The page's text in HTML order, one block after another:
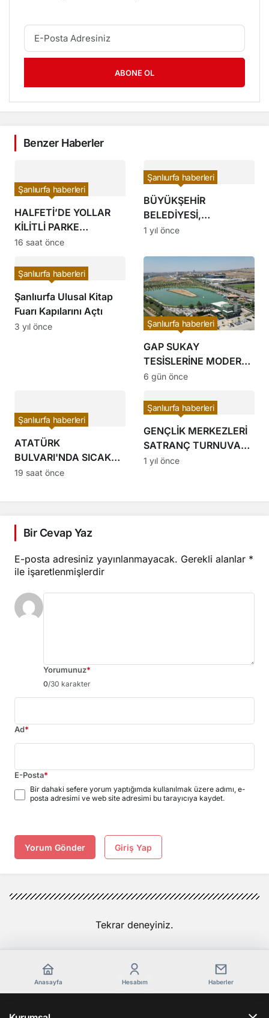
ABONE OL
Benzer Haberler
HALFETİ’DE YOLLAR
KİLİTLİ PARKE
TAŞLARIYLA
Şanlıurfa haberleri
16 saat önce
BÜYÜKŞEHİR
BELEDİYESİ,
ABDURRAHMAN
ŞANLIURFALILARLA
BULUŞTURDU
Şanlıurfa haberleri
1 yıl önce
Şanlıurfa Ulusal Kitap
Fuarı Kapılarını Açtı
Şanlıurfa haberleri
3 yıl önce
GAP SUKAY
TESİSLERİNE MODERN
KÜTÜPHANE
Şanlıurfa haberleri
6 gün önce
ATATÜRK
BULVARI'NDA SICAK
ASFALT SERİMİ
Şanlıurfa haberleri
19 saat önce
GENÇLİK MERKEZLERİ
SATRANÇ TURNUVASI
SONA ERDİ
Şanlıurfa haberleri
1 yıl önce
Bir Cevap Yaz
E-posta adresiniz yayınlanmayacak. Gerekli alanlar *
ile işaretlenmişlerdir
Yorumunuz*
0/30 karakter
Ad*
E-Posta*
Bir dahaki sefere yorum yaptığımda kullanılmak üzere adımı, e-
posta adresimi ve web site adresimi bu tarayıcıya kaydet.
Yorum Gönder Giriş Yap
Tekrar deneyiniz.
Anasayfa Hesabım Haberler